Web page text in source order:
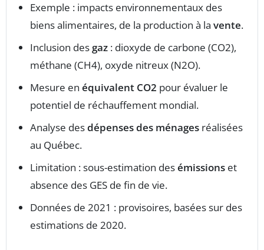
Exemple : impacts environnementaux des
biens alimentaires, de la production à la vente.
Inclusion des gaz : dioxyde de carbone (CO2),
méthane (CH4), oxyde nitreux (N2O).
Mesure en équivalent CO2 pour évaluer le
potentiel de réchauffement mondial.
Analyse desdépenses des ménages réalisées
au Québec.
Limitation : sous-estimation desémissions et
absence des GES de fin de vie.
Données de 2021 : provisoires, basées sur des
estimations de 2020.